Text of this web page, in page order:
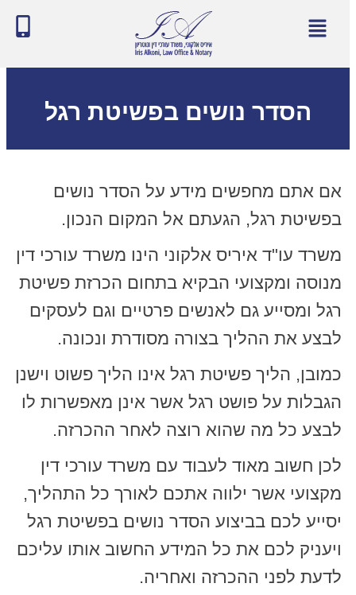
הסדר נושים בפשיטת רגל
אם אתם מחפשים מידע על הסדר נושים
בפשיטת רגל, הגעתם אל המקום הנכון.
משרד עו"ד איריס אלקוני הינו משרד עורכי דין
מנוסה ומקצועי הבקיא בתחום הכרזת פשיטת
רגל ומסייע גם לאנשים פרטיים וגם לעסקים
לבצע את ההליך בצורה מסודרת ונכונה.
כמובן, הליך פשיטת רגל אינו הליך פשוט וישנן
הגבלות על פושט רגל אשר אינן מאפשרות לו
לבצע כל מה שהוא רוצה לאחר ההכרזה.
לכן חשוב מאוד לעבוד עם משרד עורכי דין
מקצועי אשר ילווה אתכם לאורך כל התהליך,
יסייע לכם בביצוע הסדר נושים בפשיטת רגל
ויעניק לכם את כל המידע החשוב אותו עליכם
לדעת לפני ההכרזה ואחריה.